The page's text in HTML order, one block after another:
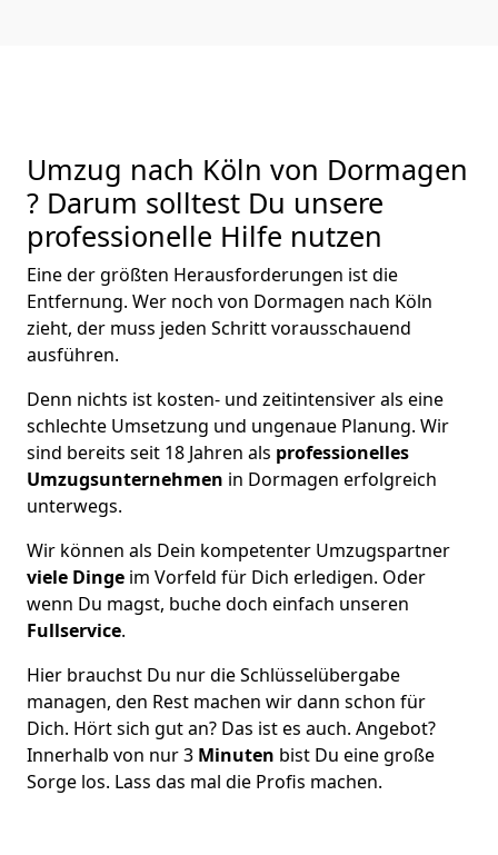
Umzug nach Köln von Dormagen
? Darum solltest Du unsere
professionelle Hilfe nutzen
Eine der größten Herausforderungen ist die
Entfernung. Wer noch von Dormagen nach Köln
zieht, der muss jeden Schritt vorausschauend
ausführen.
Denn nichts ist kosten- und zeitintensiver als eine
schlechte Umsetzung und ungenaue Planung. Wir
sind bereits seit 18 Jahren als professionelles
Umzugsunternehmen in Dormagen erfolgreich
unterwegs.
Wir können als Dein kompetenter Umzugspartner
viele Dinge im Vorfeld für Dich erledigen. Oder
wenn Du magst, buche doch einfach unseren
Fullservice.
Hier brauchst Du nur die Schlüsselübergabe
managen, den Rest machen wir dann schon für
Dich. Hört sich gut an? Das ist es auch. Angebot?
Innerhalb von nur 3 Minuten bist Du eine große
Sorge los. Lass das mal die Profis machen.